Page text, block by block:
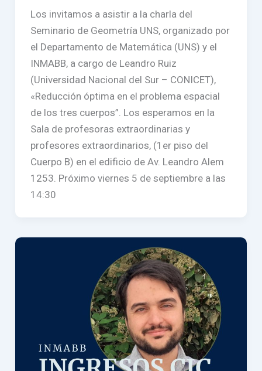
Los invitamos a asistir a la charla del
Seminario de Geometría UNS, organizado por
el Departamento de Matemática (UNS) y el
INMABB, a cargo de Leandro Ruiz
(Universidad Nacional del Sur – CONICET),
«Reducción óptima en el problema espacial
de los tres cuerpos”. Los esperamos en la
Sala de profesoras extraordinarias y
profesores extraordinarios, (1er piso del
Cuerpo B) en el edificio de Av. Leandro Alem
1253. Próximo viernes 5 de septiembre a las
14:30